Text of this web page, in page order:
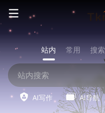
站内 常用 搜索
AI写作 AI导航